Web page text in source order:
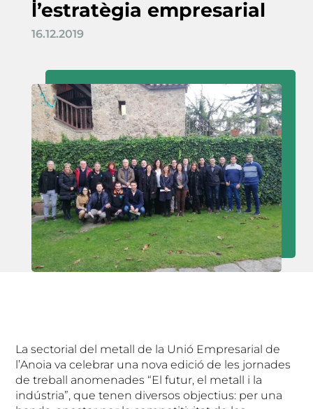
l’estratègia empresarial
16.12.2019
La sectorial del metall de la Unió Empresarial de
l’Anoia va celebrar una nova edició de les jornades
de treball anomenades “El futur, el metall i la
indústria”, que tenen diversos objectius: per una